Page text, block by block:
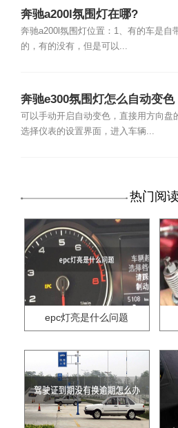
奔驰a200l氛围灯在哪?
奔驰a200l氛围灯位置：1、有的车是自
的，有的没有，但是可以...
奔驰e300氛围灯怎么自动变色
可以手动开启自动变色，直接用方向盘
选择仪表的设置界面，进入车辆...
热门阅读
epc灯亮是什么问题